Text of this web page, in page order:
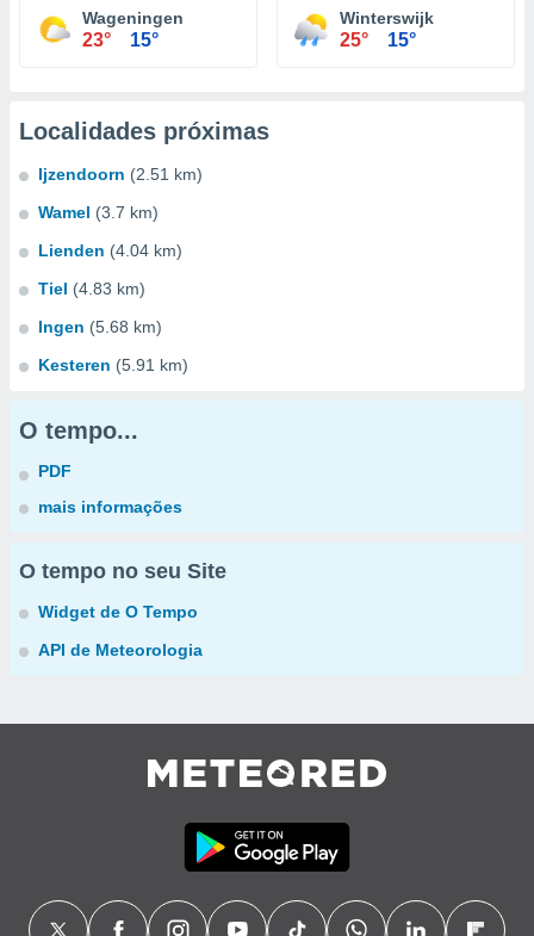
Wageningen
23° 15°
Winterswijk
25° 15°
Localidades próximas
Ijzendoorn (2.51 km)
Wamel (3.7 km)
Lienden (4.04 km)
Tiel (4.83 km)
Ingen (5.68 km)
Kesteren (5.91 km)
O tempo...
PDF
mais informações
O tempo no seu Site
Widget de O Tempo
API de Meteorologia